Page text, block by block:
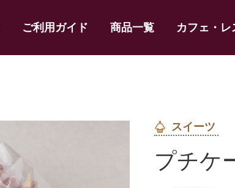
ご利用ガイド 商品一覧 カフェ・
スイーツ
プチケ